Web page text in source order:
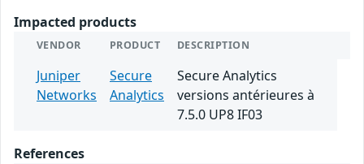
Impacted products
VENDOR PRODUCT DESCRIPTION
Juniper
Networks
Secure
Analytics
Secure Analytics
versions antérieures à
7.5.0 UP8 IF03
References